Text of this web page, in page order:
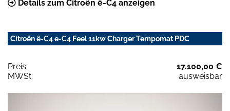
Details zum Citroën ë-C4 anzeigen
Citroën ë-C4 e-C4 Feel 11kw Charger Tempomat PDC
Preis:
17.100,00 €
MWSt:
ausweisbar